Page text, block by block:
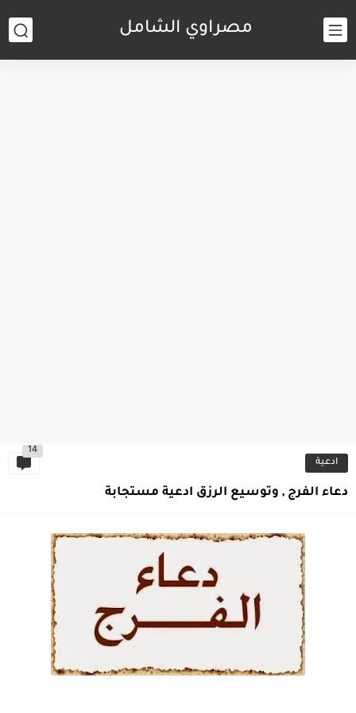
مصراوي الشامل
ادعية
14
دعاء الفرج , وتوسيع الرزق ادعية مستجابة